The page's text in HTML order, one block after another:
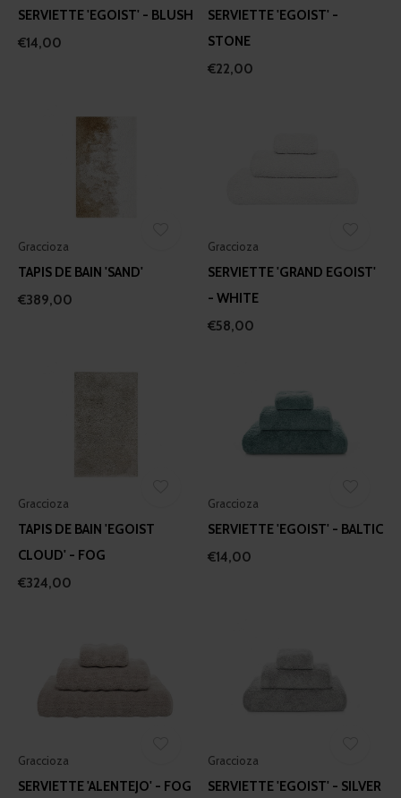
SERVIETTE 'EGOIST' - BLUSH
€14,00
SERVIETTE 'EGOIST' -
STONE
€22,00
Graccioza
TAPIS DE BAIN 'SAND'
€389,00
Graccioza
SERVIETTE 'GRAND EGOIST'
- WHITE
€58,00
Graccioza
TAPIS DE BAIN 'EGOIST
CLOUD' - FOG
€324,00
Graccioza
SERVIETTE 'EGOIST' - BALTIC
€14,00
Graccioza
SERVIETTE 'ALENTEJO' - FOG
Graccioza
SERVIETTE 'EGOIST' - SILVER